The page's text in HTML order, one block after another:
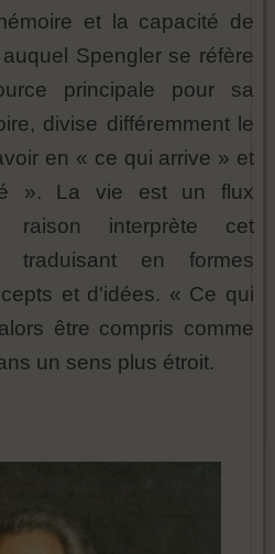
et la capacité de
Spengler se réfère
principale pour sa
divise différemment le
en « ce qui arrive » et
». La vie est un flux
raison interprète cet
traduisant en formes
et d'idées. « Ce qui
être compris comme
un sens plus étroit.